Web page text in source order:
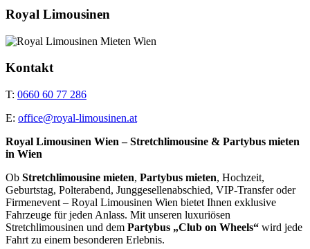
Royal Limousinen
Kontakt
T: 0660 60 77 286
E: office@royal-limousinen.at
Royal Limousinen Wien – Stretchlimousine & Partybus mieten
in Wien
Ob Stretchlimousine mieten, Partybus mieten, Hochzeit,
Geburtstag, Polterabend, Junggesellenabschied, VIP-Transfer oder
Firmenevent – Royal Limousinen Wien bietet Ihnen exklusive
Fahrzeuge für jeden Anlass. Mit unseren luxuriösen
Stretchlimousinen und dem Partybus „Club on Wheels“ wird jede
Fahrt zu einem besonderen Erlebnis.